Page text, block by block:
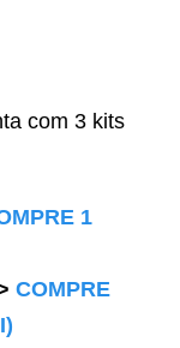
com 3 kits
1
COMPRE